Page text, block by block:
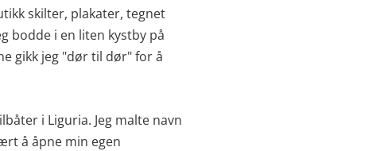
skilter, plakater, tegnet
bodde i en liten kystby på
gikk jeg "dør til dør" for å
i Liguria. Jeg malte navn
å åpne min egen